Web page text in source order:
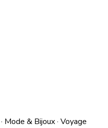
Mode & Bijoux · Voyage